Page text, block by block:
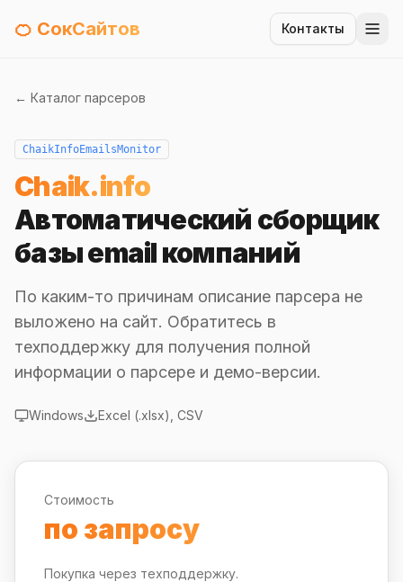
🍊 СокСайтов Контакты
← Каталог парсеров
ChaikInfoEmailsMonitor
Chaik.info
Автоматический сборщик
базы email компаний
По каким-то причинам описание парсера не
выложено на сайт. Обратитесь в
техподдержку для получения полной
информации о парсере и демо-версии.
Windows Excel (.xlsx), CSV
Стоимость
по запросу
Покупка через техподдержку.